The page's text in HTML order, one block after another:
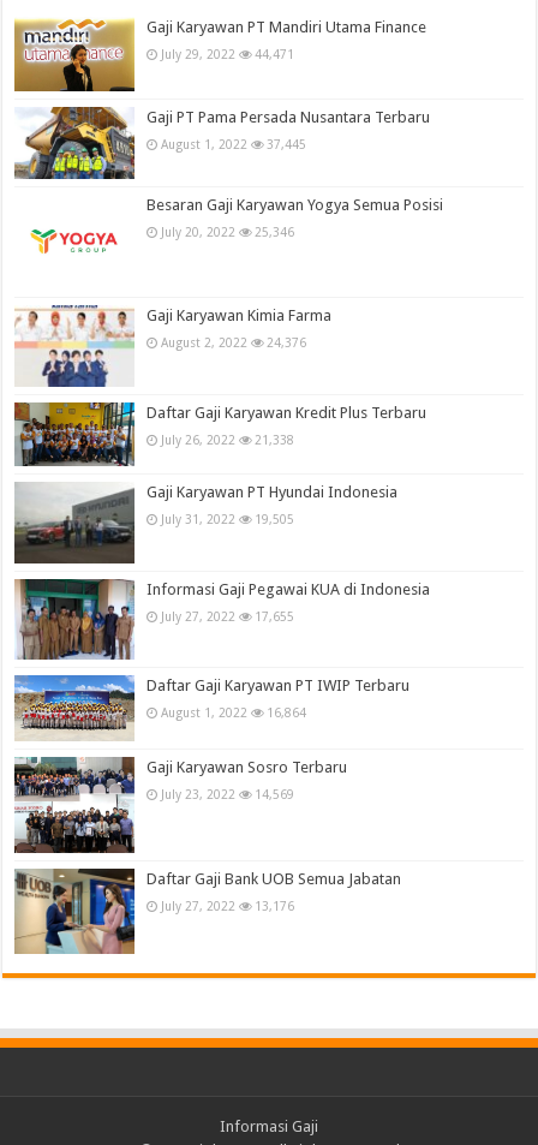
Gaji Karyawan PT Mandiri Utama Finance
July 29, 2022 44,471
Gaji PT Pama Persada Nusantara Terbaru
August 1, 2022 37,445
Besaran Gaji Karyawan Yogya Semua Posisi
July 20, 2022 25,346
Gaji Karyawan Kimia Farma
August 2, 2022 24,376
Daftar Gaji Karyawan Kredit Plus Terbaru
July 26, 2022 21,338
Gaji Karyawan PT Hyundai Indonesia
July 31, 2022 19,505
Informasi Gaji Pegawai KUA di Indonesia
July 27, 2022 17,655
Daftar Gaji Karyawan PT IWIP Terbaru
August 1, 2022 16,864
Gaji Karyawan Sosro Terbaru
July 23, 2022 14,569
Daftar Gaji Bank UOB Semua Jabatan
July 27, 2022 13,176
Informasi Gaji